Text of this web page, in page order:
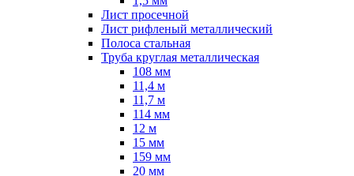
Лист просечной
Лист рифленый металлический
Полоса стальная
Труба круглая металлическая
108 мм
11,4 м
11,7 м
114 мм
12 м
15 мм
159 мм
20 мм